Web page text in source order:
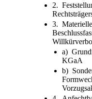
2.
3.
a)
KGaA
b)